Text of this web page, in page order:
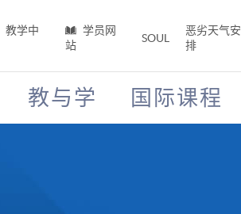
教学中
学员网
站
SOUL
恶劣天气安
排
教与学 国际课程